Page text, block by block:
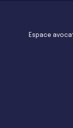
Espace